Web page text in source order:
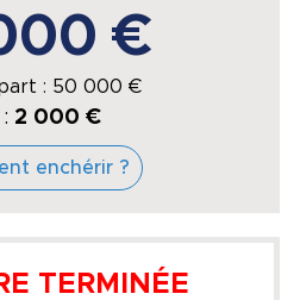
€
: 50 000 €
2 000 €
enchérir ?
TERMINÉE